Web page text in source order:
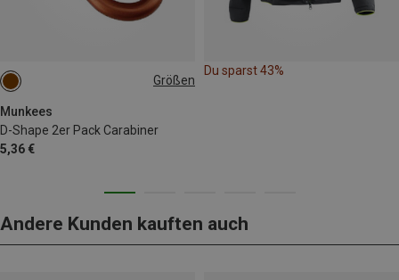
Größen
Munkees
D-Shape 2er Pack Carabiner
5,36 €
6X60MM
Du sparst 43%
Andere Kunden kauften auch